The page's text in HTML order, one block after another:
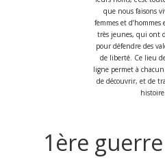
que nous faisons
femmes et d’hommes
très jeunes, qui ont
pour défendre des
de liberté. Ce lieu
ligne permet à
de découvrir, et de
histoire.
1ère